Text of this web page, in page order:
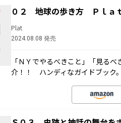
０２ 地球の歩き方 Ｐｌａ
Plat
2024.08.08 発売
「ＮＹでやるべきこと」「見る
介！！ ハンディなガイドブック。